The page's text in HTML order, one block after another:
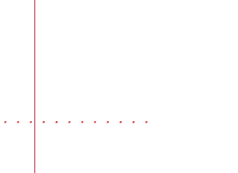
・・・・・・・・・・・